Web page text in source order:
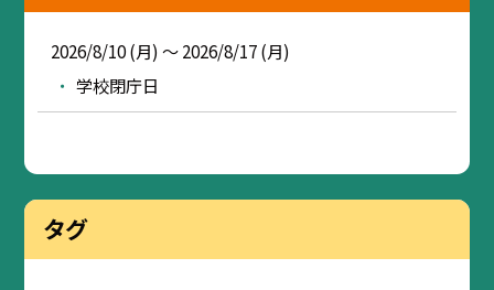
2026/8/10 (月) ～ 2026/8/17 (月)
学校閉庁日
タグ